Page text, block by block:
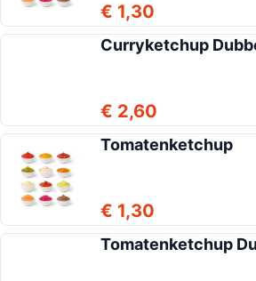
€ 1,30
Curryketchup
€ 2,60
Tomatenketchup
€ 1,30
Tomatenketchup